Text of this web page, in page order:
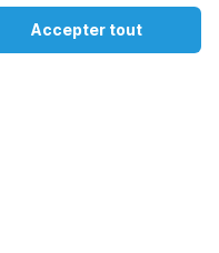
d'informations peuvent
cookie.
Accepter tout
les disponibilités